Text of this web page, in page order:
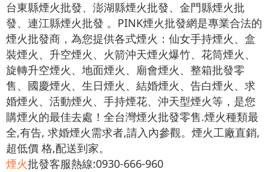
台東縣煙火批發、澎湖縣煙火批發、金門縣煙火批
發、連江縣煙火批發 。PINK煙火批發網是專業合法的
煙火批發商，為您提供各式煙火：仙女手持煙火、盒
裝煙火、升空煙火、火箭沖天煙火爆竹、花筒煙火、
旋轉升空煙火、地面煙火、廟會煙火、整箱批發零
售、國慶煙火、生日煙火、結婚煙火、告白煙火、求
婚煙火、活動煙火、手持煙花、沖天型煙火等，是您
購煙火的最佳去處！全台灣煙火批發零售.煙火種類最
全,有告, 求婚煙火需求者,請入內參觀。煙火工廠直銷,
超低價 格,配送到家。
煙火批發客服熱線:0930-666-960